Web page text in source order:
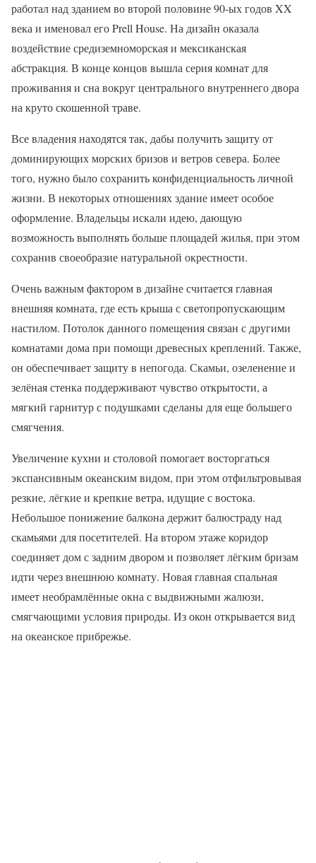
работал над зданием во второй половине 90-ых годов XX
века и именовал его Prell House. На дизайн оказала
воздействие средиземноморская и мексиканская
абстракция. В конце концов вышла серия комнат для
проживания и сна вокруг центрального внутреннего двора
на круто скошенной траве.
Все владения находятся так, дабы получить защиту от
доминирующих морских бризов и ветров севера. Более
того, нужно было сохранить конфиденциальность личной
жизни. В некоторых отношениях здание имеет особое
оформление. Владельцы искали идею, дающую
возможность выполнять больше площадей жилья, при этом
сохранив своеобразие натуральной окрестности.
Очень важным фактором в дизайне считается главная
внешняя комната, где есть крыша с светопропускающим
настилом. Потолок данного помещения связан с другими
комнатами дома при помощи древесных креплений. Также,
он обеспечивает защиту в непогода. Скамьи, озеленение и
зелёная стенка поддерживают чувство открытости, а
мягкий гарнитур с подушками сделаны для еще большего
смягчения.
Увеличение кухни и столовой помогает восторгаться
экспансивным океанским видом, при этом отфильтровывая
резкие, лёгкие и крепкие ветра, идущие с востока.
Небольшое понижение балкона держит балюстраду над
скамьями для посетителей. На втором этаже коридор
соединяет дом с задним двором и позволяет лёгким бризам
идти через внешнюю комнату. Новая главная спальная
имеет необрамлённые окна с выдвижными жалюзи,
смягчающими условия природы. Из окон открывается вид
на океанское прибрежье.